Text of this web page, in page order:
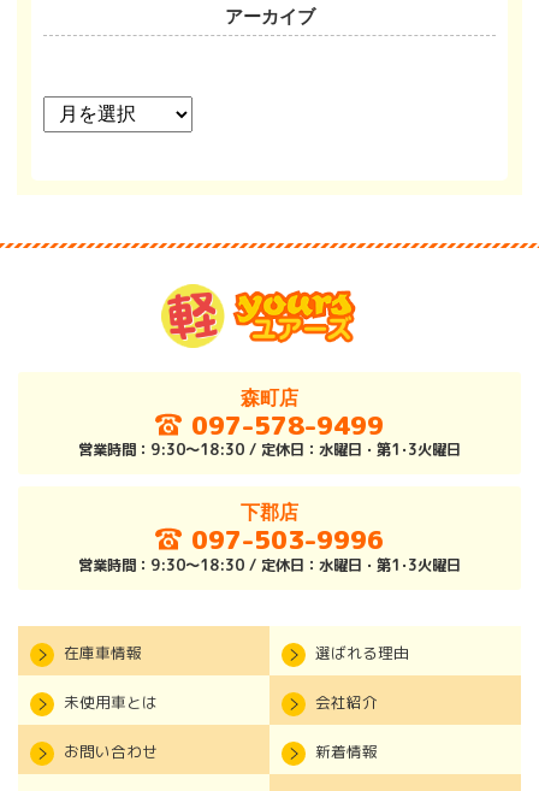
アーカイブ
ー
ブ
森町店
097-578-9499
営業時間：9:30～18:30 / 定休日：水曜日・第1･3火曜日
下郡店
097-503-9996
営業時間：9:30～18:30 / 定休日：水曜日・第1･3火曜日
在庫車情報 選ばれる理由
未使用車とは 会社紹介
お問い合わせ 新着情報